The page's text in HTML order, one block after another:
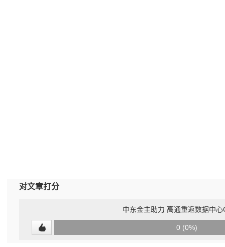
对文章打分
中东金主助力 高通重返数据中心
0 (0%)